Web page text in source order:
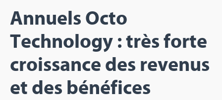
Inscription
Annuels Octo
Technology : très forte
croissance des revenus
et des bénéfices